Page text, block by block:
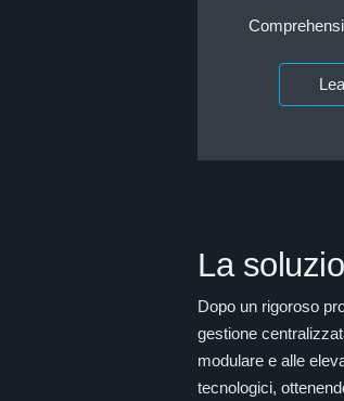
La
Dopo un rigoroso
gestione
modulare e alle
tecnologici,